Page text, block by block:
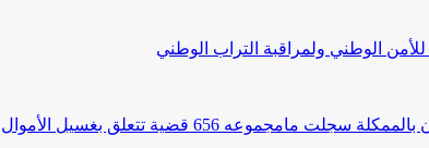
للأمن الوطني ولمراقبة التراب الوطني